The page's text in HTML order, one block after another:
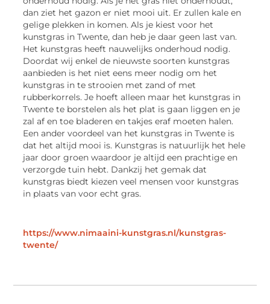
dan ziet het gazon er niet mooi uit. Er zullen kale en
gelige plekken in komen. Als je kiest voor het
kunstgras in Twente, dan heb je daar geen last van.
Het kunstgras heeft nauwelijks onderhoud nodig.
Doordat wij enkel de nieuwste soorten kunstgras
aanbieden is het niet eens meer nodig om het
kunstgras in te strooien met zand of met
rubberkorrels. Je hoeft alleen maar het kunstgras in
Twente te borstelen als het plat is gaan liggen en je
zal af en toe bladeren en takjes eraf moeten halen.
Een ander voordeel van het kunstgras in Twente is
dat het altijd mooi is. Kunstgras is natuurlijk het hele
jaar door groen waardoor je altijd een prachtige en
verzorgde tuin hebt. Dankzij het gemak dat
kunstgras biedt kiezen veel mensen voor kunstgras
in plaats van voor echt gras.
https://www.nimaaini-kunstgras.nl/kunstgras-
twente/